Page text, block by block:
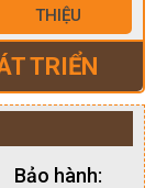
THIỆU
TRIỂN
Bảo hành: